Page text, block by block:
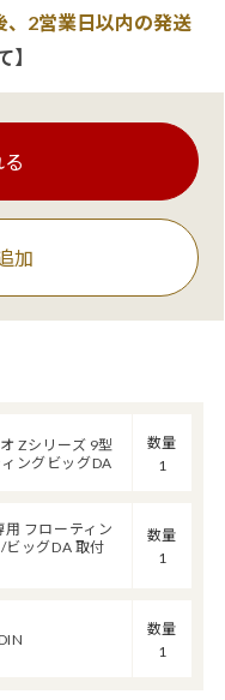
2営業日以内の発送
】
加
Zシリーズ 9型
ングビッグDA
数量
1
フローティン
ッグDA 取付
数量
1
数量
1